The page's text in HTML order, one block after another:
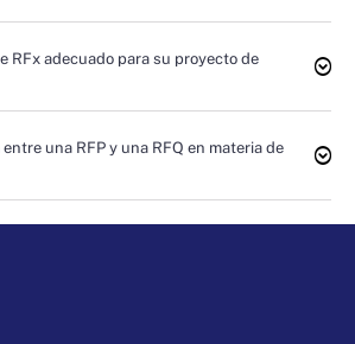
RFx adecuado para su proyecto de
una RFP y una RFQ en materia de